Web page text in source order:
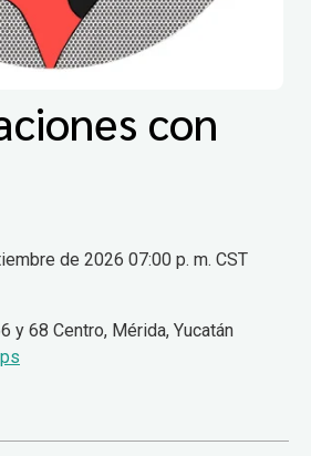
con
de 2026 07:00 p. m. CST
y 68 Centro, Mérida, Yucatán